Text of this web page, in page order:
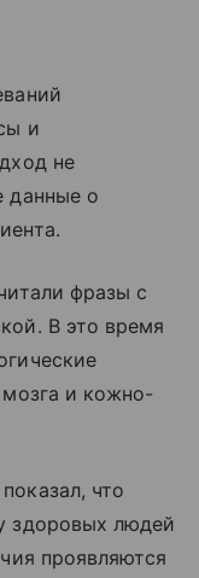
и
не
данные о
фразы с
В это время
мозга и кожно-
что
здоровых людей
проявляются